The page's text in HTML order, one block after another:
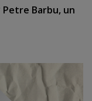
Barbu, un